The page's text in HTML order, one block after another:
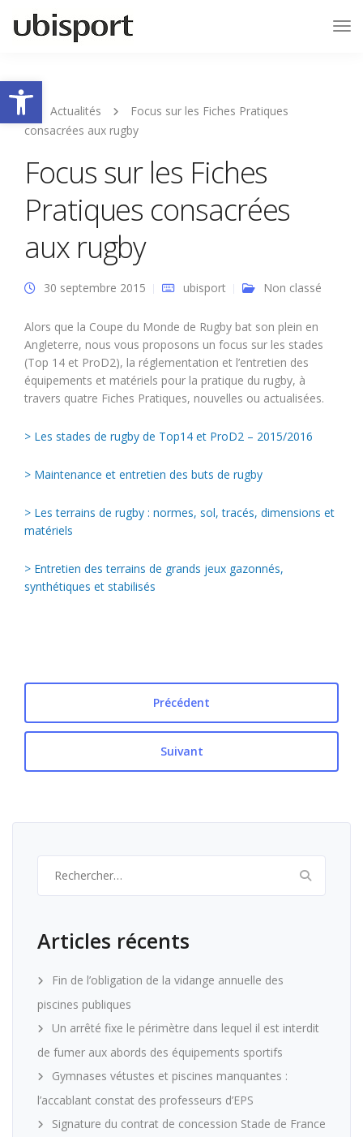
Ouvrir la barre d’outils
Actualités
Focus sur les Fiches Pratiques
consacrées aux rugby
Focus sur les Fiches
Pratiques consacrées
aux rugby
30 septembre 2015 ubisport Non classé
Alors que la Coupe du Monde de Rugby bat son plein en
Angleterre, nous vous proposons un focus sur les stades
(Top 14 et ProD2), la réglementation et l’entretien des
équipements et matériels pour la pratique du rugby, à
travers quatre Fiches Pratiques, nouvelles ou actualisées.
> Les stades de rugby de Top14 et ProD2 – 2015/2016
> Maintenance et entretien des buts de rugby
> Les terrains de rugby : normes, sol, tracés, dimensions et
matériels
> Entretien des terrains de grands jeux gazonnés,
synthétiques et stabilisés
Précédent
Suivant
Articles récents
Fin de l’obligation de la vidange annuelle des
piscines publiques
Un arrêté fixe le périmètre dans lequel il est interdit
de fumer aux abords des équipements sportifs
Gymnases vétustes et piscines manquantes :
l’accablant constat des professeurs d’EPS
Signature du contrat de concession Stade de France